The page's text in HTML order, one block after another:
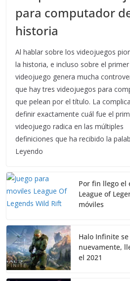
para computador
historia
Al hablar sobre los videojuegos
la historia, e incluso sobre el primer
videojuego genera mucha
que hay tres videojuegos para
que pelean por el título. La
definir exactamente cuál fue el
videojuego radica en las múltiples
definiciones que ha recibido la
Leyendo
Por fin llego el
League of
móviles
Halo Infinite
nuevamente,
el 2021